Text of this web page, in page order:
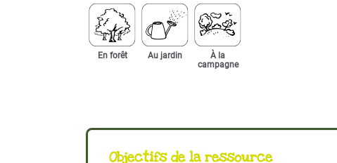
En forêt Au jardin
À la
campagne
Objectifs de la ressource